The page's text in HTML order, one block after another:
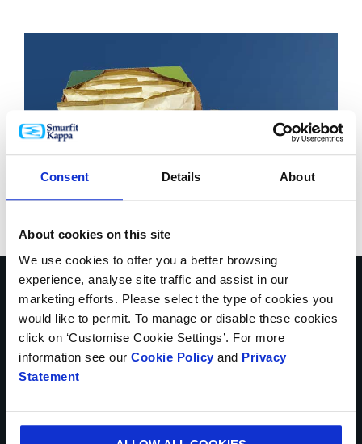
Consent Details About
About cookies on this site
We use cookies to offer you a better browsing
experience, analyse site traffic and assist in our
marketing efforts. Please select the type of cookies you
would like to permit. To manage or disable these cookies
click on ‘Customise Cookie Settings’. For more
information see our Cookie Policy and Privacy
Statement
Habla con nuestros
expertos para ayudarte a
resolver los retos de tu
negocio